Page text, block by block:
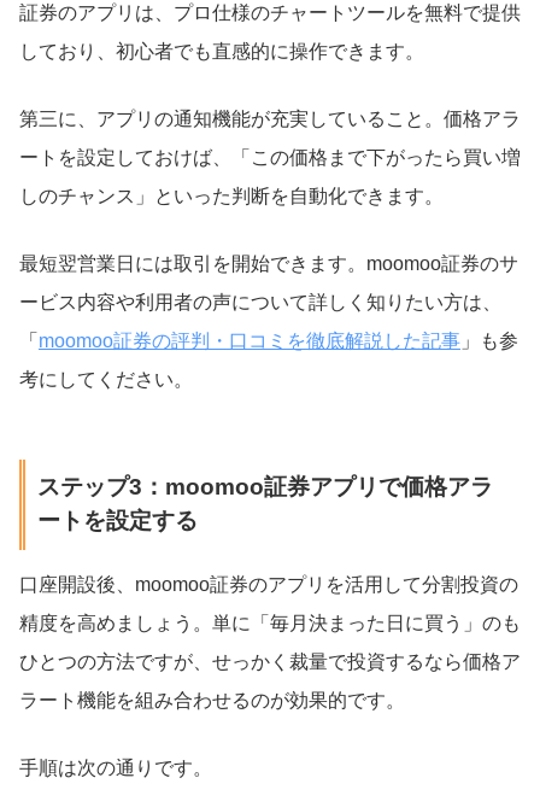
証券のアプリは、プロ仕様のチャートツールを無料で提供
しており、初心者でも直感的に操作できます。
第三に、アプリの通知機能が充実していること。価格アラ
ートを設定しておけば、「この価格まで下がったら買い増
しのチャンス」といった判断を自動化できます。
最短翌営業日には取引を開始できます。moomoo証券のサ
ービス内容や利用者の声について詳しく知りたい方は、
「 moomoo証券の評判・口コミを徹底解説した記事 」も参
考にしてください。
ステップ3：moomoo証券アプリで価格アラ
ートを設定する
口座開設後、moomoo証券のアプリを活用して分割投資の
精度を高めましょう。単に「毎月決まった日に買う」のも
ひとつの方法ですが、せっかく裁量で投資するなら価格ア
ラート機能を組み合わせるのが効果的です。
手順は次の通りです。